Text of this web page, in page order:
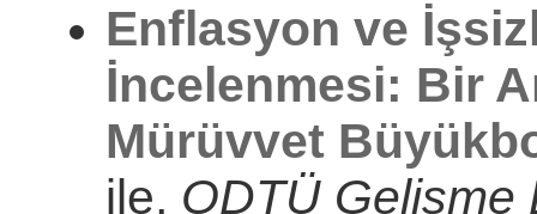
Enflasyon ve
İncelenmesi: Bir
Mürüvvet
ile, ODTÜ Gelişme